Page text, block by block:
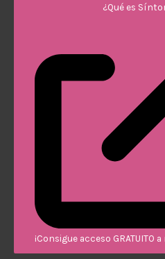
¿Qué es
¡Consigue acceso GRATUITO